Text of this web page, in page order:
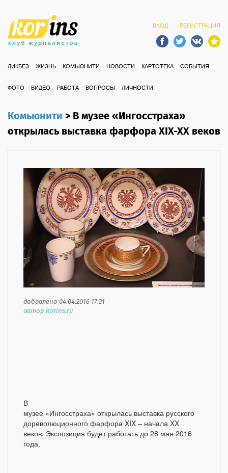
ВХОД РЕГИСТРАЦИЯ
ЛИКБЕЗ ЖИЗНЬ КОМЬЮНИТИ НОВОСТИ КАРТОТЕКА СОБЫТИЯ
ФОТО ВИДЕО РАБОТА ВОПРОСЫ ЛИЧНОСТИ
Комьюнити>В музее «Ингосстраха»
открылась выставка фарфора XIX-XX веков
добавлено 04.04.2016 17:21
автор korins.ru
В
музее «Ингосстраха» открылась выставка русского
дореволюционного фарфора XIX – начала XX
веков. Экспозиция будет работать до 28 мая 2016
года.